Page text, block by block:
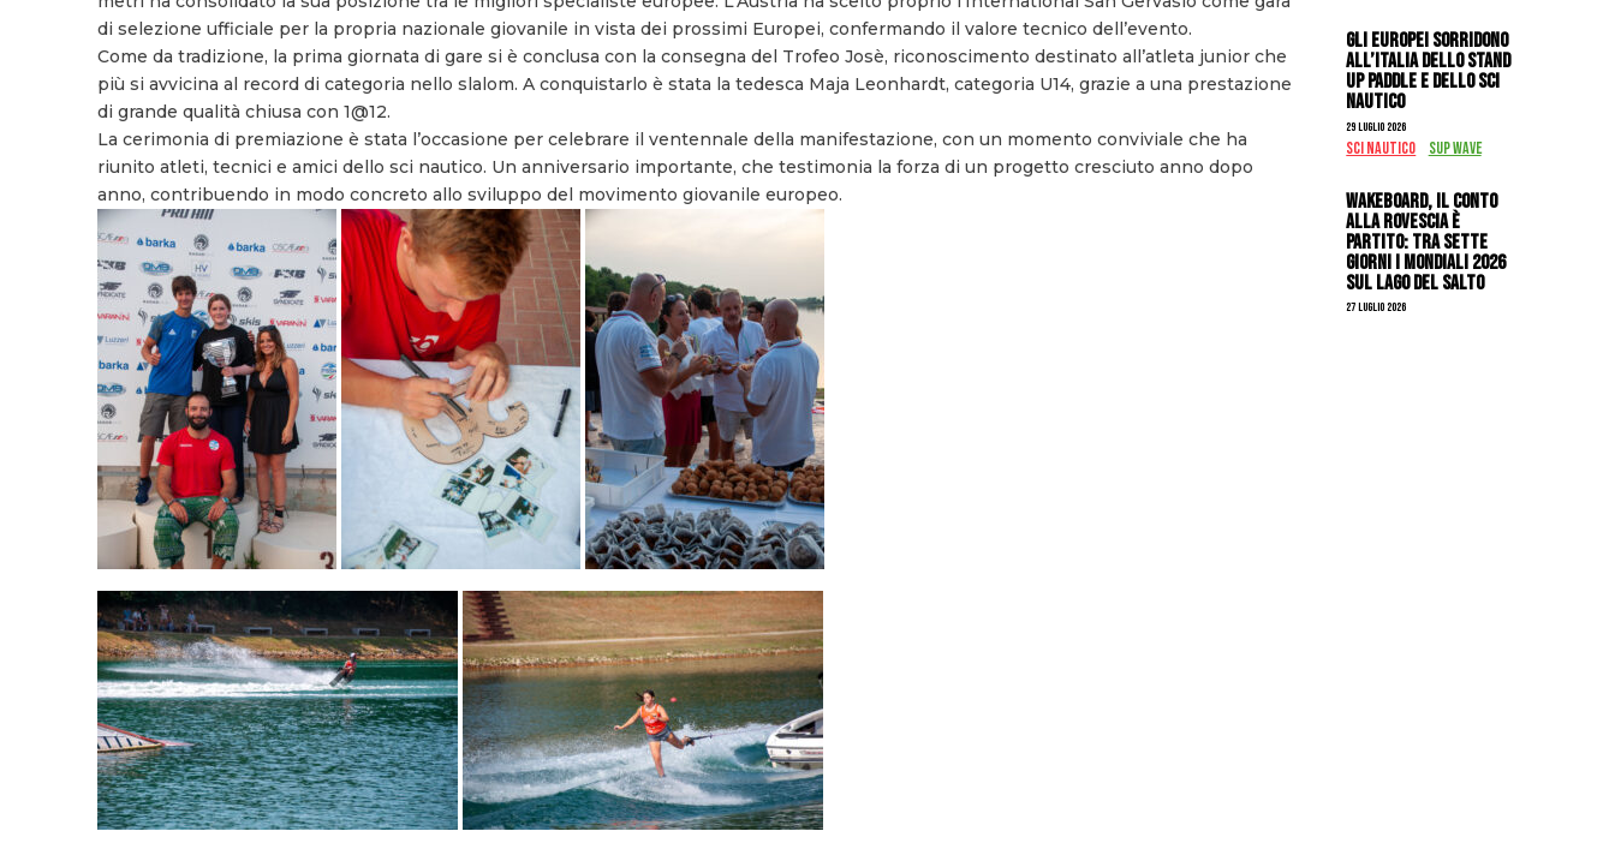
di selezione ufficiale per la propria nazionale giovanile in vista dei prossimi Europei, confermando il valore tecnico dell’evento.
Come da tradizione, la prima giornata di gare si è conclusa con la consegna del Trofeo Josè, riconoscimento destinato all’atleta junior che
più si avvicina al record di categoria nello slalom. A conquistarlo è stata la tedesca Maja Leonhardt, categoria U14, grazie a una prestazione
di grande qualità chiusa con 1@12.
La cerimonia di premiazione è stata l’occasione per celebrare il ventennale della manifestazione, con un momento conviviale che ha
riunito atleti, tecnici e amici dello sci nautico. Un anniversario importante, che testimonia la forza di un progetto cresciuto anno dopo
anno, contribuendo in modo concreto allo sviluppo del movimento giovanile europeo.
Gli Europei sorridono
all’Italia dello stand
up paddle e dello sci
nautico
29 Luglio 2026
SCI NAUTICO SUP WAVE
Wakeboard, il conto
alla rovescia è
partito: tra sette
giorni i Mondiali 2026
sul Lago del Salto
27 Luglio 2026